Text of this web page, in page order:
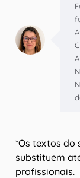
*Os textos do
substituem
profissionais.